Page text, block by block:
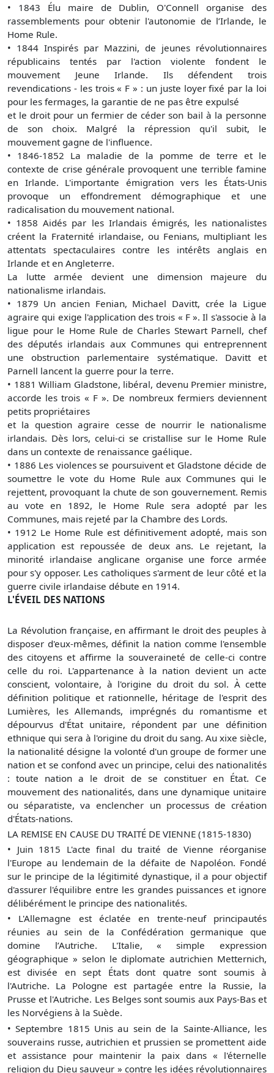
•
1843 Élu maire de Dublin, O'Connell organise des
rassemblements pour obtenir l'autonomie de l’Irlande, le
Home Rule.
• 1844 Inspirés par Mazzini, de jeunes révolutionnaires
républicains tentés par l'action violente fondent le
mouvement Jeune Irlande. Ils défendent trois
revendications - les trois « F » : un juste loyer fixé par la loi
pour les fermages, la garantie de ne pas être expulsé
et le droit pour un fermier de céder son bail à la personne
de son choix. Malgré la répression qu'il subit, le
mouvement gagne de l'influence.
• 1846-1852 La maladie de la pomme de terre et le
contexte de crise générale provoquent une terrible famine
en Irlande. L'importante émigration vers les États-Unis
provoque un effondrement démographique et une
radicalisation du mouvement national.
• 1858 Aidés par les Irlandais émigrés, les nationalistes
créent la Fraternité irlandaise, ou Fenians, multipliant les
attentats spectaculaires contre les intérêts anglais en
Irlande et en Angleterre.
La lutte armée devient une dimension majeure du
nationalisme irlandais.
• 1879 Un ancien Fenian, Michael Davitt, crée la Ligue
agraire qui exige l'application des trois « F ». Il s'associe à la
ligue pour le Home Rule de Charles Stewart Parnell, chef
des députés irlandais aux Communes qui entreprennent
une obstruction parlementaire systématique. Davitt et
Parnell lancent la guerre pour la terre.
• 1881 William Gladstone, libéral, devenu Premier ministre,
accorde les trois « F ». De nombreux fermiers deviennent
petits propriétaires
et la question agraire cesse de nourrir le nationalisme
irlandais. Dès lors, celui-ci se cristallise sur le Home Rule
dans un contexte de renaissance gaélique.
• 1886 Les violences se poursuivent et Gladstone décide de
soumettre le vote du Home Rule aux Communes qui le
rejettent, provoquant la chute de son gouvernement. Remis
au vote en 1892, le Home Rule sera adopté par les
Communes, mais rejeté par la Chambre des Lords.
• 1912 Le Home Rule est définitivement adopté, mais son
application est repoussée de deux ans. Le rejetant, la
minorité irlandaise anglicane organise une force armée
pour s'y opposer. Les catholiques s'arment de leur côté et la
guerre civile irlandaise débute en 1914.
L'ÉVEIL DES NATIONS
La Révolution française, en affirmant le droit des peuples à
disposer d'eux-mêmes, définit la nation comme l'ensemble
des citoyens et affirme la souveraineté de celle-ci contre
celle du roi. L'appartenance à la nation devient un acte
conscient, volontaire, à l'origine du droit du sol. À cette
définition politique et rationnelle, héritage de l'esprit des
Lumières, les Allemands, imprégnés du romantisme et
dépourvus d'État unitaire, répondent par une définition
ethnique qui sera à l'origine du droit du sang. Au xixe siècle,
la nationalité désigne la volonté d'un groupe de former une
nation et se confond avec un principe, celui des nationalités
: toute nation a le droit de se constituer en État. Ce
mouvement des nationalités, dans une dynamique unitaire
ou séparatiste, va enclencher un processus de création
d'États-nations.
LA REMISE EN CAUSE DU TRAITÉ DE VIENNE (1815-1830)
• Juin 1815 L'acte final du traité de Vienne réorganise
l'Europe au lendemain de la défaite de Napoléon. Fondé
sur le principe de la légitimité dynastique, il a pour objectif
d'assurer l'équilibre entre les grandes puissances et ignore
délibérément le principe des nationalités.
•
L'Allemagne est éclatée en trente-neuf principautés
réunies au sein de la Confédération germanique que
domine l’Autriche. L'Italie, « simple expression
géographique » selon le diplomate autrichien Metternich,
est divisée en sept États dont quatre sont soumis à
l'Autriche. La Pologne est partagée entre la Russie, la
Prusse et l'Autriche. Les Belges sont soumis aux Pays-Bas et
les Norvégiens à la Suède.
• Septembre 1815 Unis au sein de la Sainte-Alliance, les
souverains russe, autrichien et prussien se promettent aide
et assistance pour maintenir la paix dans « l'éternelle
religion du Dieu sauveur » contre les idées révolutionnaires